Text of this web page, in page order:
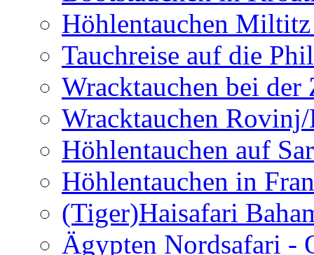
Höhlentauchen
Tauchreise auf die
Wracktauchen bei der
Wracktauchen
Höhlentauchen auf
Höhlentauchen in
(Tiger)Haisafari
Ägypten Nordsafari -